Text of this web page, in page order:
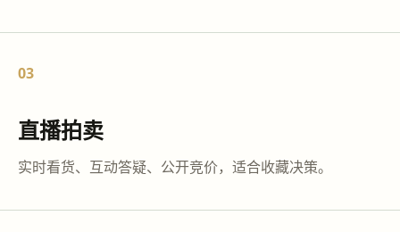
03
直播拍卖
实时看货、互动答疑、公开竞价，适合收藏决策。